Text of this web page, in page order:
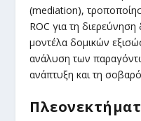
(mediation),
ROC για τη διερεύνηση
μοντέλα δομικών
ανάλυση των
ανάπτυξη και τη